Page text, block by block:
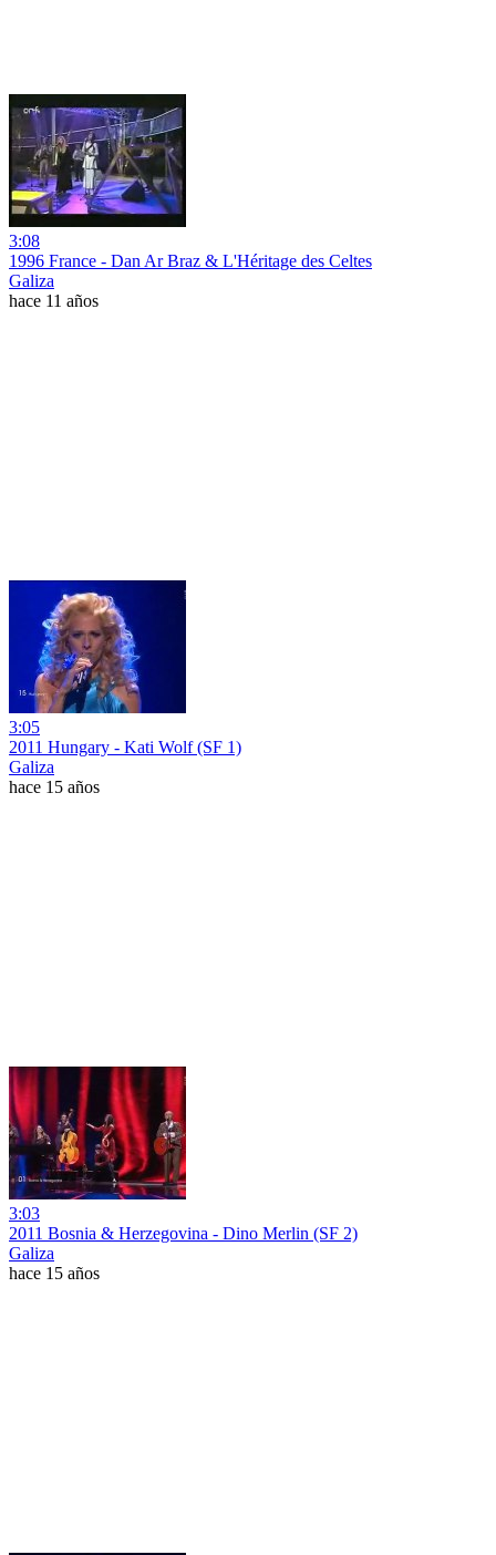
3:08
1996 France - Dan Ar Braz & L'Héritage des Celtes
Galiza
hace 11 años
3:05
2011 Hungary - Kati Wolf (SF 1)
Galiza
hace 15 años
3:03
2011 Bosnia & Herzegovina - Dino Merlin (SF 2)
Galiza
hace 15 años